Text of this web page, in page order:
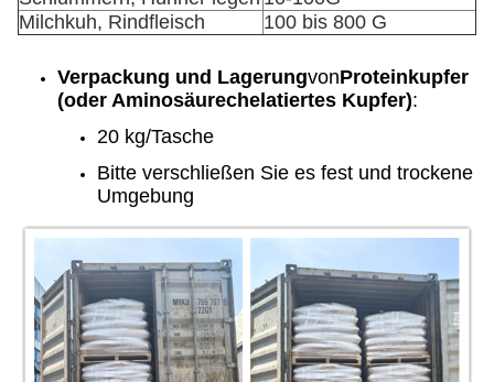
Milchkuh, Rindfleisch
100 bis 800 G
Verpackung und LagerungvonProteinkupfer
(oder Aminosäurechelatiertes Kupfer):
20 kg/Tasche
Bitte verschließen Sie es fest und trockene
Umgebung